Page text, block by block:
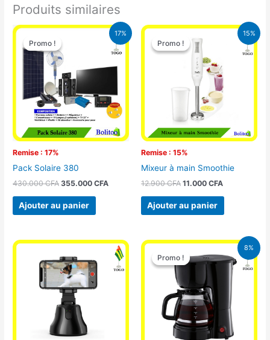
Produits similaires
17%
Promo !
Remise : 17%
Promo !
Pack Solaire 380
430.000CFA
Le
initial
était :
430.000 CFA.
355.000CFA
Le
prix
actuel
355.000 CFA.
Ajouter au panier
15%
Promo !
Remise : 15%
Promo !
Mixeur à main Smoothie
12.900CFA
Le
prix
initial
était :
12.900 CFA.
11.000 CFA
Le
Ajouter au panier
8%
Promo !
Promo !
Le
prix
initial
25.000 CFA.
Le
prix
actuel
est :
23.000 CFA.